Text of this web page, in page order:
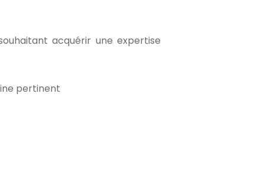
acquérir une expertise
pertinent